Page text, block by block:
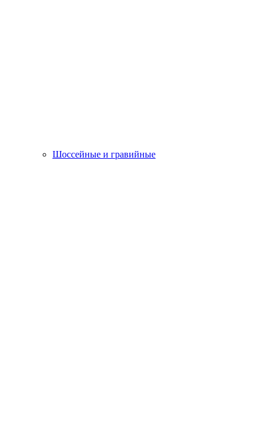
Шоссейные и гравийные